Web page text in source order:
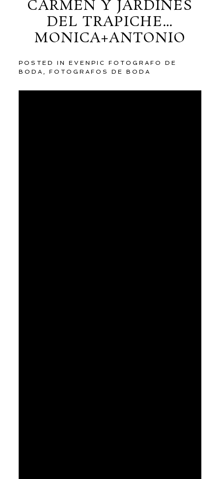
CARMEN Y JARDINES
DEL TRAPICHE…
MONICA+ANTONIO
POSTED INEVENPIC FOTOGRAFO DE
BODA
,FOTOGRAFOS DE BODA